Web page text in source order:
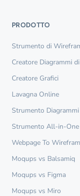
PRODOTTO
Strumento di
Creatore Diagrammi
Creatore Grafici
Lavagna Online
Strumento
Strumento All-in-One
Webpage To
Moqups vs Balsamiq
Moqups vs Figma
Moqups vs Miro